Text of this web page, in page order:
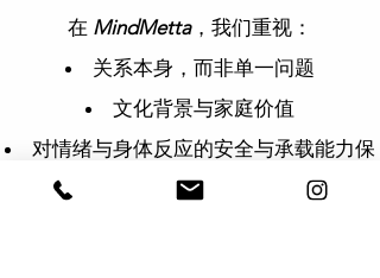
在 MindMetta，我们重视：
关系本身，而非单一问题
文化背景与家庭价值
对情绪与身体反应的安全与承载能力保
持高度关注